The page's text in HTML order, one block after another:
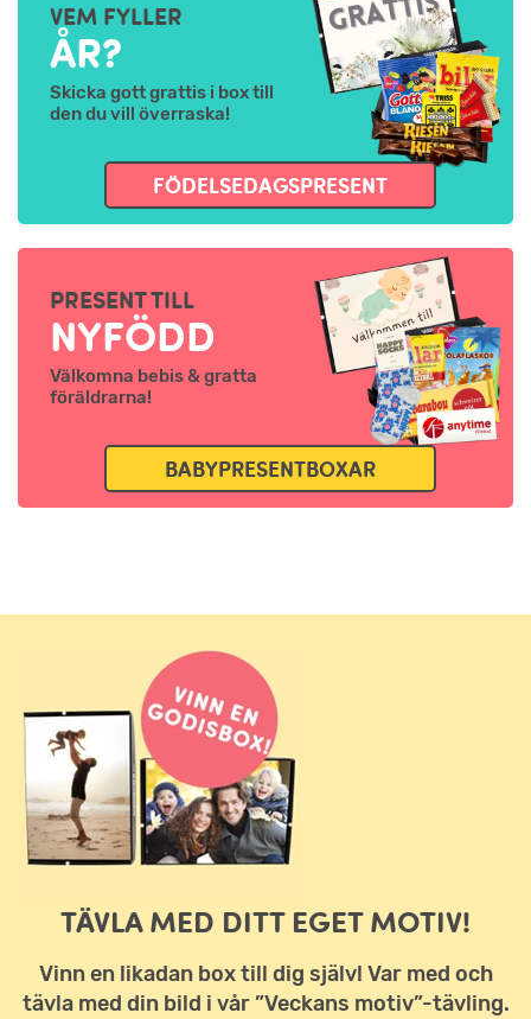
VEM FYLLER
ÅR?
Skicka gott grattis i box till
den du vill överraska!
FÖDELSEDAGSPRESENT
PRESENT TILL
NYFÖDD
Välkomna bebis & gratta
föräldrarna!
BABYPRESENTBOXAR
TÄVLA MED DITT EGET MOTIV!
Vinn en likadan box till dig själv! Var med och
tävla med din bild i vår ”Veckans motiv”-tävling.